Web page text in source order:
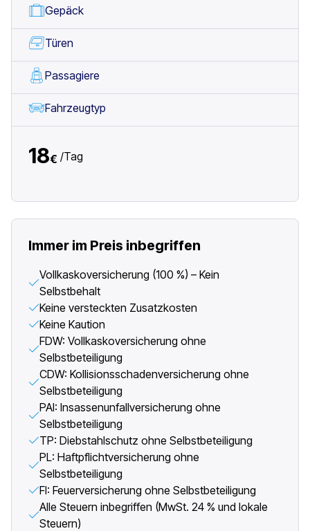
Gepäck
Türen
Passagiere
Fahrzeugtyp
18€ /Tag
Immer im Preis inbegriffen
Vollkaskoversicherung (100 %) – Kein
Selbstbehalt
Keine versteckten Zusatzkosten
Keine Kaution
FDW: Vollkaskoversicherung ohne
Selbstbeteiligung
CDW: Kollisionsschadenversicherung ohne
Selbstbeteiligung
PAI: Insassenunfallversicherung ohne
Selbstbeteiligung
TP: Diebstahlschutz ohne Selbstbeteiligung
PL: Haftpflichtversicherung ohne
Selbstbeteiligung
FI: Feuerversicherung ohne Selbstbeteiligung
Alle Steuern inbegriffen (MwSt. 24 % und lokale
Steuern)